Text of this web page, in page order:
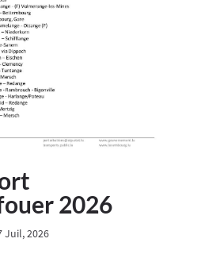
2026
Juil, 2026